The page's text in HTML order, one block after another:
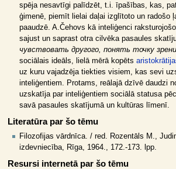
spēja nesavtīgi palīdzēt, t.i. īpašības, kas,
ģimenē, piemīt lielai daļai izglītoto un radošo
paaudzē. A.Čehovs kā inteliģenci
sajust un saprast otra cilvēka pasaules
чувствовать другого, понять точку
sociālais ideāls, lielā mērā kopēts
uz kuru vajadzēja tiekties visiem, kas sevi
inteliģentiem. Protams, reālajā dzīvē daudzi
uzskatīja par inteliģentiem sociālā statusa
savā pasaules skatījumā un kultūras līmenī.
Literatūra par šo tēmu
Filozofijas vārdnīca. / red. Rozentāls M.,
izdevniecība, Rīga, 1964., 172.-173. lpp.
Resursi internetā par šo tēmu